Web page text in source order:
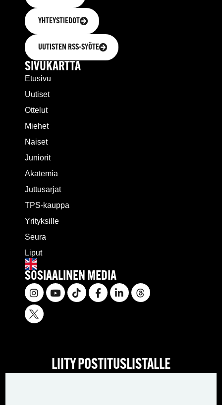
YHTEYSTIEDOT
UUTISTEN RSS-SYÖTE
SIVUKARTTA
Etusivu
Uutiset
Ottelut
Miehet
Naiset
Juniorit
Akatemia
Juttusarjat
TPS-kauppa
Yrityksille
Seura
Liput
SOSIAALINEN MEDIA
LIITY POSTITUSLISTALLE